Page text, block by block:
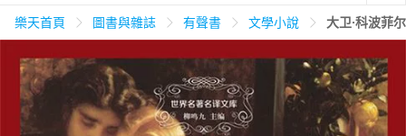
天天免運 美食蛋糕 養生保健 民生用品
樂天首頁 圖書與雜誌 有聲書 文學小說 大卫·科波菲